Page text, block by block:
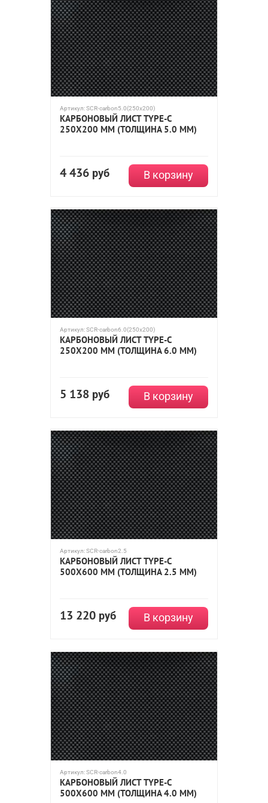
Артикул:SCR-carbon5.0(250x200)
КАРБОНОВЫЙ ЛИСТ TYPE-C
250Х200 ММ (ТОЛЩИНА 5.0 ММ)
4 436 руб В корзину
Артикул:SCR-carbon6.0(250x200)
КАРБОНОВЫЙ ЛИСТ TYPE-C
250Х200 ММ (ТОЛЩИНА 6.0 ММ)
5 138 руб В корзину
Артикул:SCR-carbon2.5
КАРБОНОВЫЙ ЛИСТ TYPE-C
500Х600 ММ (ТОЛЩИНА 2.5 ММ)
13 220 руб В корзину
Артикул:SCR-carbon4.0
КАРБОНОВЫЙ ЛИСТ TYPE-C
500Х600 ММ (ТОЛЩИНА 4.0 ММ)